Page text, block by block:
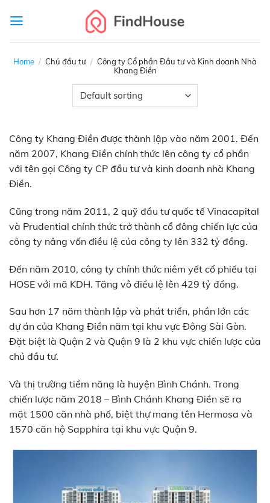
Home / Chủ đầu tư / Công ty Cổ phần Đầu tư và Kinh doanh Nhà
Khang Điền
Công ty Khang Điền được thành lập vào năm 2001. Đến
năm 2007, Khang Điền chính thức lên công ty cổ phần
với tên gọi Công ty CP đầu tư và kinh doanh nhà Khang
Điền.
Cũng trong năm 2011, 2 quỹ đầu tư quốc tế Vinacapital
và Prudential chính thức trở thành cổ đông chiến lực của
công ty nâng vốn điều lệ của công ty lên 332 tỷ đồng.
Đến năm 2010, công ty chính thức niêm yết cổ phiếu tại
HOSE với mã KDH. Tăng vô điều lệ lên 429 tỷ đồng.
Sau hơn 17 năm thành lập và phát triển, phần lớn các
dự án của Khang Điền năm tại khu vực Đông Sài Gòn.
Đặt biệt là Quận 2 và Quận 9 là 2 khu vực chiến lược của
chủ đầu tư.
Và thị trường tiềm năng là huyện Bình Chánh. Trong
chiến lược năm 2018 – Bình Chánh Khang Điền sẽ ra
mặt 1500 căn nhà phố, biệt thự mang tên Hermosa và
1570 căn hộ Sapphira tại khu vực Quận 9.